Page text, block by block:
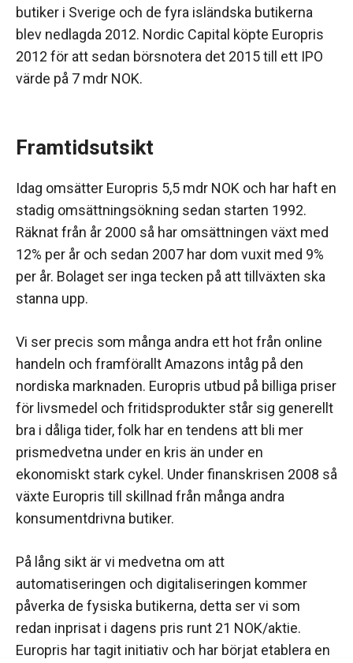
butiker i Sverige och de fyra isländska butikerna
blev nedlagda 2012. Nordic Capital köpte Europris
2012 för att sedan börsnotera det 2015 till ett IPO
värde på 7 mdr NOK.
Framtidsutsikt
Idag omsätter Europris 5,5 mdr NOK och har haft en
stadig omsättningsökning sedan starten 1992.
Räknat från år 2000 så har omsättningen växt med
12% per år och sedan 2007 har dom vuxit med 9%
per år. Bolaget ser inga tecken på att tillväxten ska
stanna upp.
Vi ser precis som många andra ett hot från online
handeln och framförallt Amazons intåg på den
nordiska marknaden. Europris utbud på billiga priser
för livsmedel och fritidsprodukter står sig generellt
bra i dåliga tider, folk har en tendens att bli mer
prismedvetna under en kris än under en
ekonomiskt stark cykel. Under finanskrisen 2008 så
växte Europris till skillnad från många andra
konsumentdrivna butiker.
På lång sikt är vi medvetna om att
automatiseringen och digitaliseringen kommer
påverka de fysiska butikerna, detta ser vi som
redan inprisat i dagens pris runt 21 NOK/aktie.
Europris har tagit initiativ och har börjat etablera en